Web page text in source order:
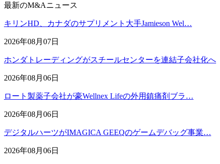
最新のM&Aニュース
キリンHD、カナダのサプリメント大手Jamieson Wel…
2026年08月07日
ホンダトレーディングがスチールセンターを連結子会社化へ
2026年08月06日
ロート製薬子会社が豪Wellnex Lifeの外用鎮痛剤ブラ…
2026年08月06日
デジタルハーツがIMAGICA GEEQのゲームデバッグ事業…
2026年08月06日